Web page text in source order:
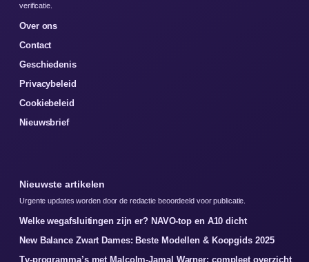
verificatie.
Over ons
Contact
Geschiedenis
Privacybeleid
Cookiebeleid
Nieuwsbrief
Nieuwste artikelen
Urgente updates worden door de redactie beoordeeld voor publicatie.
Welke wegafsluitingen zijn er? NAVO-top en A10 dicht
New Balance Zwart Dames: Beste Modellen & Koopgids 2025
Tv-programma’s met Malcolm-Jamal Warner: compleet overzicht